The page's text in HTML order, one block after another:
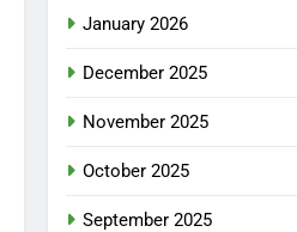
January 2026
December 2025
November 2025
October 2025
September 2025